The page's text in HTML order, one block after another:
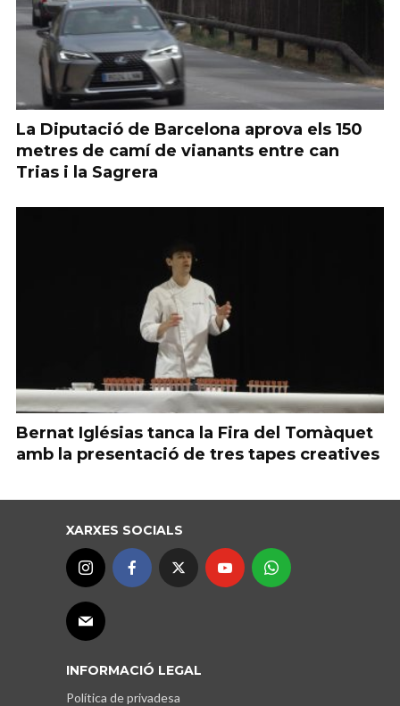
La Diputació de Barcelona aprova els 150
metres de camí de vianants entre can
Trias i la Sagrera
Bernat Iglésias tanca la Fira del Tomàquet
amb la presentació de tres tapes creatives
XARXES SOCIALS
INFORMACIÓ LEGAL
Política de privadesa